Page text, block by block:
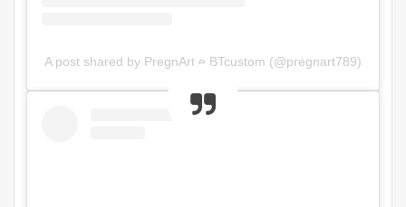
A post shared by PregnArt e BTcustom (@pregnart789)